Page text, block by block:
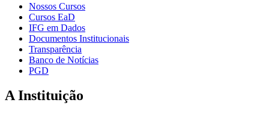
Nossos Cursos
Cursos EaD
IFG em Dados
Documentos Institucionais
Transparência
Banco de Notícias
PGD
A Instituição